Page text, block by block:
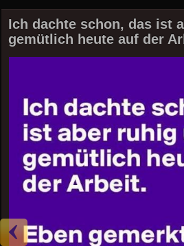
Ich dachte schon, das ist
gemütlich heute auf der